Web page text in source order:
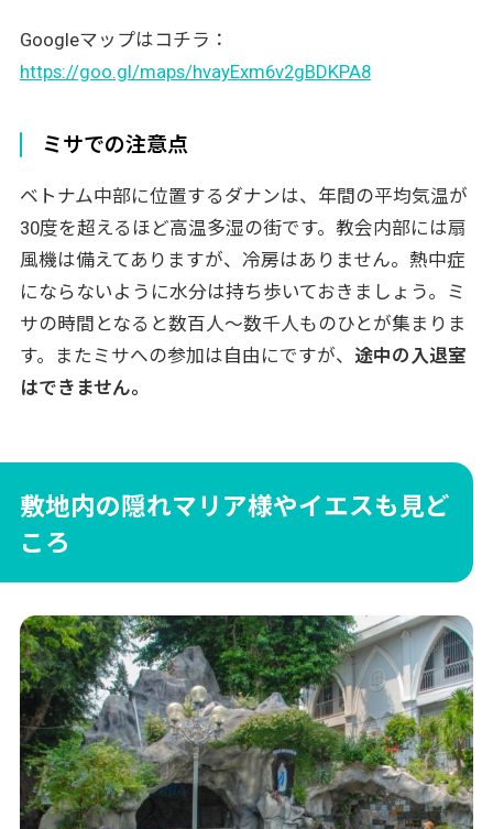
Googleマップはコチラ：
https://goo.gl/maps/hvayExm6v2gBDKPA8
ミサでの注意点
ベトナム中部に位置するダナンは、年間の平均気温が
30度を超えるほど高温多湿の街です。教会内部には扇
風機は備えてありますが、冷房はありません。熱中症
にならないように水分は持ち歩いておきましょう。ミ
サの時間となると数百人～数千人ものひとが集まりま
す。また ミサへの参加は自由にですが、 途中の入退室
はできません。
敷地内の隠れマリア様やイエスも見ど
ころ